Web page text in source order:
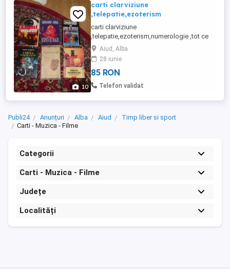
10
carti clarviziune
,telepatie,ezoterism
carti clarviziune
,telepatie,ezoterism,numerologie ,tot ce
apare in poze stare f buna ,pret 85-170 lei
buc,Pt colet pretul transp 35 lei prin posta
se achita in avans.
Aiud, Alba
28 iunie
85 RON
Telefon validat
Publi24 Anunțuri Alba Aiud
Timp liber si sport
Carti - Muzica - Filme
Categorii
Carti - Muzica - Filme
Județe
Localități